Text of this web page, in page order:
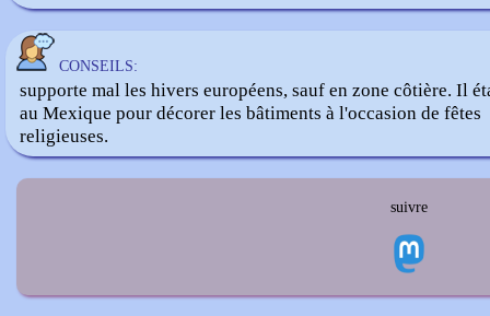
CONSEILS:
supporte mal les hivers européens, sauf en zone côtière. Il
au Mexique pour décorer les bâtiments à l'occasion de fêtes
religieuses.
suivre